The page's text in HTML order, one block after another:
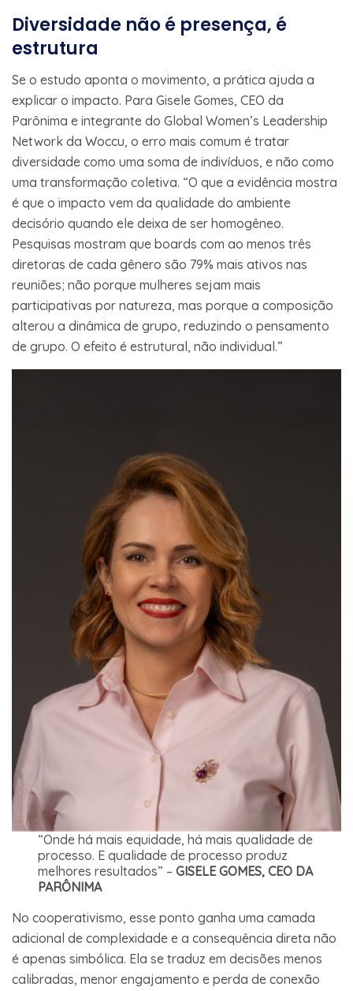
Diversidade não é presença, é
estrutura
Se o estudo aponta o movimento, a prática ajuda a
explicar o impacto. Para Gisele Gomes, CEO da
Parônima e integrante do Global Women’s Leadership
Network da Woccu, o erro mais comum é tratar
diversidade como uma soma de indivíduos, e não como
uma transformação coletiva. “O que a evidência mostra
é que o impacto vem da qualidade do ambiente
decisório quando ele deixa de ser homogêneo.
Pesquisas mostram que boards com ao menos três
diretoras de cada gênero são 79% mais ativos nas
reuniões; não porque mulheres sejam mais
participativas por natureza, mas porque a composição
alterou a dinâmica de grupo, reduzindo o pensamento
de grupo. O efeito é estrutural, não individual.”
“Onde há mais equidade, há mais qualidade de
processo. E qualidade de processo produz
melhores resultados” –GISELE GOMES, CEO DA
PARÔNIMA
No cooperativismo, esse ponto ganha uma camada
adicional de complexidade e a consequência direta não
é apenas simbólica. Ela se traduz em decisões menos
calibradas, menor engajamento e perda de conexão